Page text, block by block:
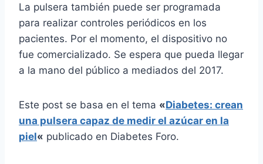
La pulsera también puede ser programada
para realizar controles periódicos en los
pacientes. Por el momento, el dispositivo no
fue comercializado. Se espera que pueda llegar
a la mano del público a mediados del 2017.
Este post se basa en el tema «Diabetes: crean
una pulsera capaz de medir el azúcar en la
piel« publicado en Diabetes Foro.